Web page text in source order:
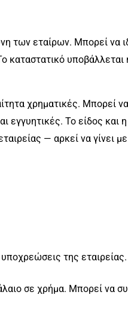
των εταίρων. Μπορεί να
καταστατικό υποβάλλεται
χρηματικές. Μπορεί να
Το είδος και η
— αρκεί να γίνει
της εταιρείας.
σε χρήμα. Μπορεί να